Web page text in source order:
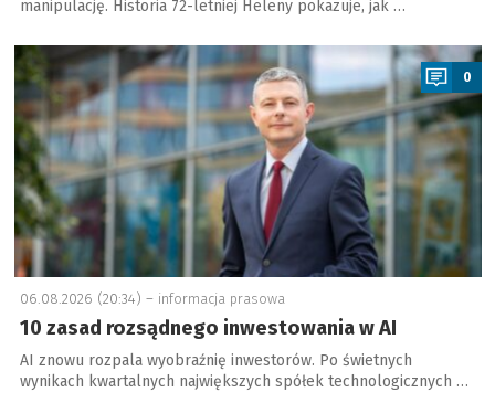
manipulację. Historia 72-letniej Heleny pokazuje, jak …
a
0
06.08.2026 (20:34) – informacja prasowa
10 zasad rozsądnego inwestowania w AI
AI znowu rozpala wyobraźnię inwestorów. Po świetnych
wynikach kwartalnych największych spółek technologicznych …